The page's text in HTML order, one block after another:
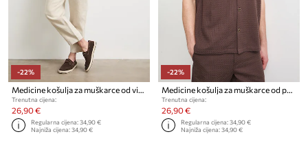
-22%
Medicine košulja za muškarce od viskoze
Trenutna cijena:
26,90 €
Regularna cijena:34,90 €
Najniža cijena:34,90 €
-22%
Medicine košulja za muškarce od pamuka
Trenutna cijena:
26,90 €
Regularna cijena:34,90 €
Najniža cijena:34,90 €